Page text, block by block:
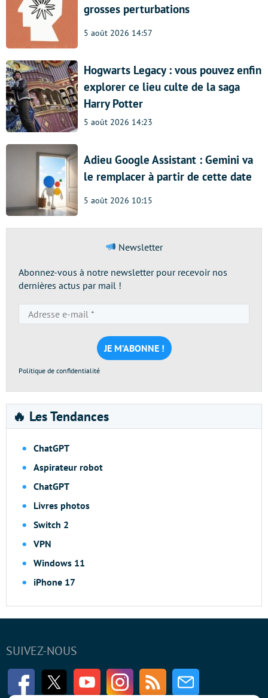
grosses perturbations
5 août 2026 14:57
Hogwarts Legacy : vous pouvez enfin
explorer ce lieu culte de la saga
Harry Potter
5 août 2026 14:23
Adieu Google Assistant : Gemini va
le remplacer à partir de cette date
5 août 2026 10:15
Newsletter
Abonnez-vous à notre newsletter pour recevoir nos
dernières actus par mail !
e-
mail
*
Politique de confidentialité
🔥 Les Tendances
ChatGPT
Aspirateur robot
ChatGPT
Livres photos
Switch 2
VPN
Windows 11
iPhone 17
SUIVEZ-NOUS
FacebookTwitter Youtube InstagramRSS Newsletter